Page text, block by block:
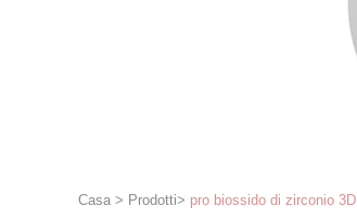
Casa > Prodotti> pro biossido di zirconio 3D